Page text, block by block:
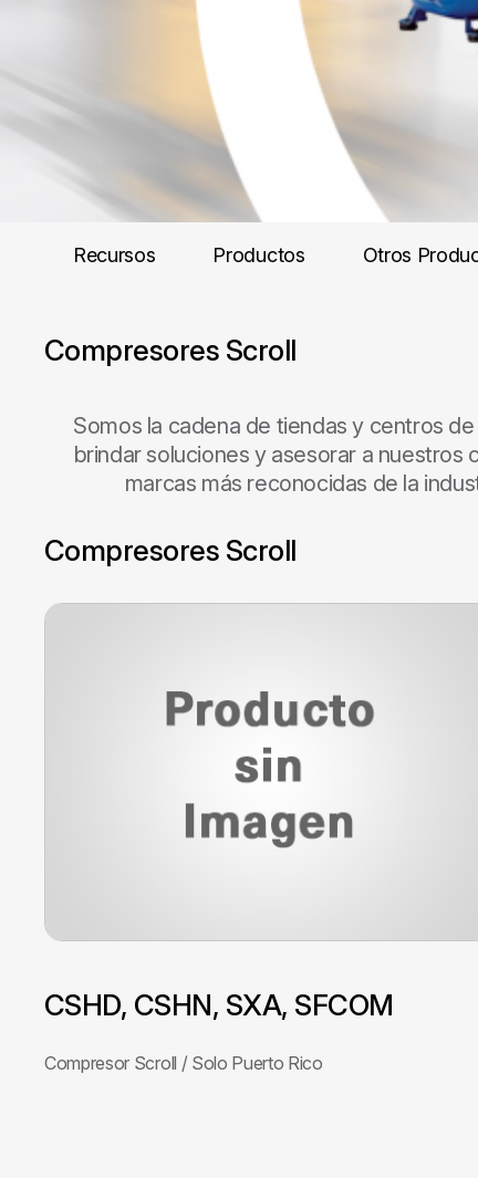
Recursos Productos Otros
Compresores Scroll
Somos la cadena de tiendas y centros
brindar soluciones y asesorar a nuestros
marcas más reconocidas de la
Compresores Scroll
CSHD, CSHN, SXA, SFCOM
Compresor Scroll / Solo Puerto Rico